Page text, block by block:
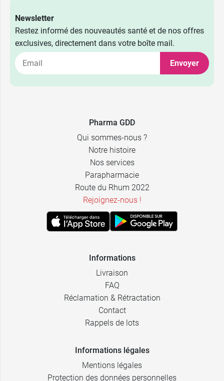
Newsletter
Restez informé des nouveautés santé et de nos offres
exclusives, directement dans votre boîte mail.
Envoyer
Pharma GDD
Qui sommes-nous ?
Notre histoire
Nos services
Parapharmacie
Route du Rhum 2022
Rejoignez-nous !
Informations
Livraison
FAQ
Réclamation & Rétractation
Contact
Rappels de lots
Informations légales
Mentions légales
Protection des données personnelles